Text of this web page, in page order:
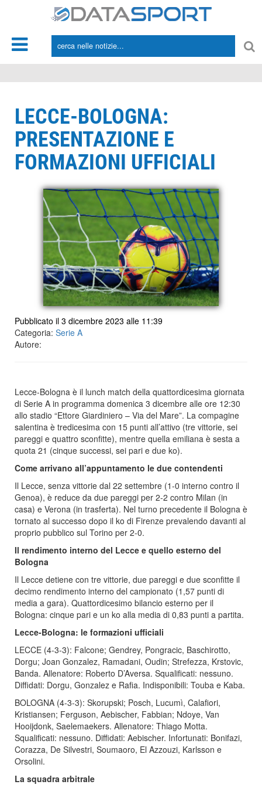
LECCE-BOLOGNA:
PRESENTAZIONE E
FORMAZIONI UFFICIALI
Pubblicato il 3 dicembre 2023 alle 11:39
Categoria: Serie A
Autore:
Lecce-Bologna è il lunch match della quattordicesima giornata
di Serie A in programma domenica 3 dicembre alle ore 12:30
allo stadio “Ettore Giardiniero – Via del Mare”. La compagine
salentina è tredicesima con 15 punti all’attivo (tre vittorie, sei
pareggi e quattro sconfitte), mentre quella emiliana è sesta a
quota 21 (cinque successi, sei pari e due ko).
Come arrivano all’appuntamento le due contendenti
Il Lecce, senza vittorie dal 22 settembre (1-0 interno contro il
Genoa), è reduce da due pareggi per 2-2 contro Milan (in
casa) e Verona (in trasferta). Nel turno precedente il Bologna è
tornato al successo dopo il ko di Firenze prevalendo davanti al
proprio pubblico sul Torino per 2-0.
Il rendimento interno del Lecce e quello esterno del
Bologna
Il Lecce detiene con tre vittorie, due pareggi e due sconfitte il
decimo rendimento interno del campionato (1,57 punti di
media a gara). Quattordicesimo bilancio esterno per il
Bologna: cinque pari e un ko alla media di 0,83 punti a partita.
Lecce-Bologna: le formazioni ufficiali
LECCE (4-3-3): Falcone; Gendrey, Pongracic, Baschirotto,
Dorgu; Joan Gonzalez, Ramadani, Oudin; Strefezza, Krstovic,
Banda. Allenatore: Roberto D’Aversa. Squalificati: nessuno.
Diffidati: Dorgu, Gonzalez e Rafia. Indisponibili: Touba e Kaba.
BOLOGNA (4-3-3): Skorupski; Posch, Lucumì, Calafiori,
Kristiansen; Ferguson, Aebischer, Fabbian; Ndoye, Van
Hooijdonk, Saelemaekers. Allenatore: Thiago Motta.
Squalificati: nessuno. Diffidati: Aebischer. Infortunati: Bonifazi,
Corazza, De Silvestri, Soumaoro, El Azzouzi, Karlsson e
Orsolini.
La squadra arbitrale